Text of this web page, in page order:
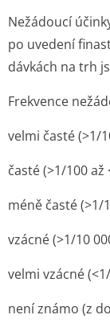
Nežádoucí
po uvedení
dávkách na trh
Frekvence
velmi časté (>1/
časté (>1/100 až
méně časté (>1/
vzácné (>1/10
velmi vzácné
není známo (z